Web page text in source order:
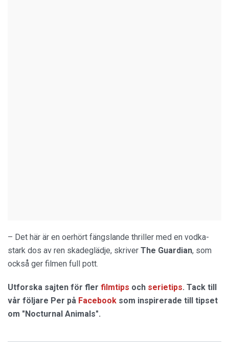
– Det här är en oerhört fängslande thriller med en vodka-
stark dos av ren skadeglädje, skriver The Guardian, som
också ger filmen full pott.
Utforska sajten för fler filmtips och serietips. Tack till
vår följare Per på Facebook som inspirerade till tipset
om "Nocturnal Animals".